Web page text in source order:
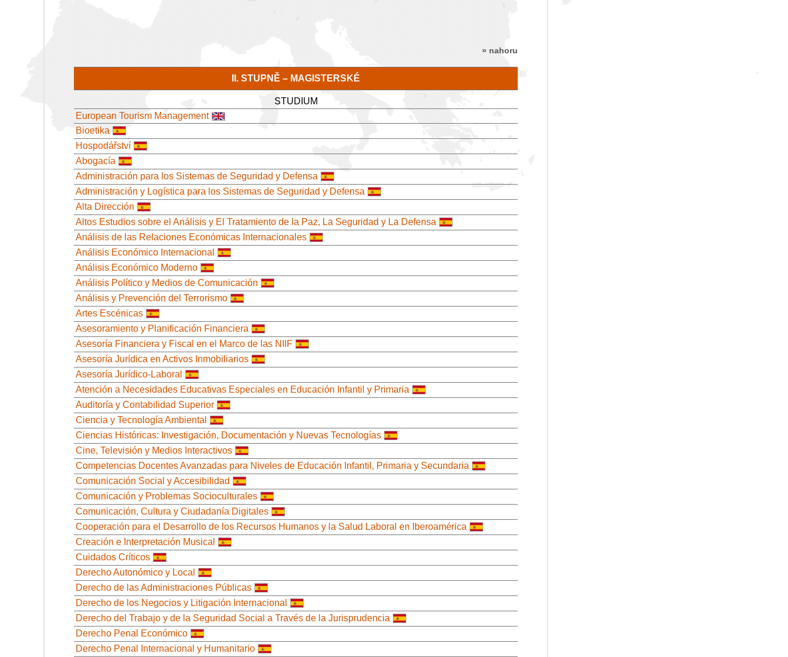
» nahoru
II. STUPNĚ – MAGISTERSKÉ
STUDIUM
European Tourism Management
Bioetika
Hospodářství
Abogacía
Administración para los Sistemas de Seguridad y Defensa
Administración y Logística para los Sistemas de Seguridad y Defensa
Alta Dirección
Altos Estudios sobre el Análisis y El Tratamiento de la Paz, La Seguridad y La Defensa
Análisis de las Relaciones Económicas Internacionales
Análisis Económico Internacional
Análisis Económico Moderno
Análisis Político y Medios de Comunicación
Análisis y Prevención del Terrorismo
Artes Escénicas
Asesoramiento y Planificación Financiera
Asesoría Financiera y Fiscal en el Marco de las NIIF
Asesoría Jurídica en Activos Inmobiliarios
Asesoría Jurídico-Laboral
Atención a Necesidades Educativas Especiales en Educación Infantil y Primaria
Auditoría y Contabilidad Superior
Ciencia y Tecnología Ambiental
Ciencias Históricas: Investigación, Documentación y Nuevas Tecnologías
Cine, Televisión y Medios Interactivos
Competencias Docentes Avanzadas para Niveles de Educación Infantil, Primaria y Secundaria
Comunicación Social y Accesibilidad
Comunicación y Problemas Socioculturales
Comunicación, Cultura y Ciudadanía Digitales
Cooperación para el Desarrollo de los Recursos Humanos y la Salud Laboral en Iberoamérica
Creación e Interpretación Musical
Cuidados Críticos
Derecho Autonómico y Local
Derecho de las Administraciones Públicas
Derecho de los Negocios y Litigación Internacional
Derecho del Trabajo y de la Seguridad Social a Través de la Jurisprudencia
Derecho Penal Económico
Derecho Penal Internacional y Humanitario